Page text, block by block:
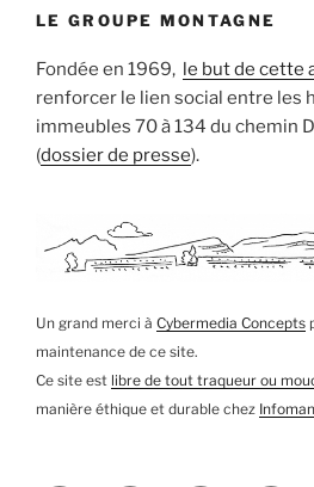
LE GROUPE MONTAGNE
Fondée en 1969, le but de cette
renforcer le lien social entre les
immeubles 70 à 134 du chemin
(dossier de presse).
Un grand merci à Cybermedia Concepts
maintenance de ce site.
Ce site est libre de tout traqueur ou
manière éthique et durable chez